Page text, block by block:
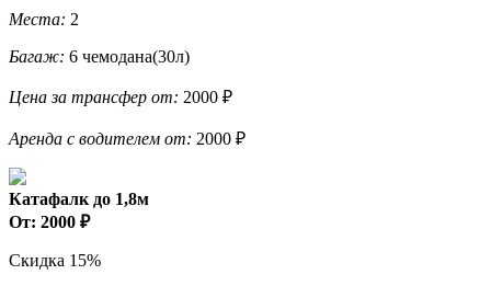
Места: 2
Багаж: 6 чемодана(30л)
Цена за трансфер от: 2000 ₽
Аренда с водителем от: 2000 ₽
Катафалк до 1,8м
От: 2000 ₽
Скидка 15%